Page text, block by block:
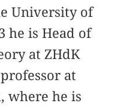
University of
he is Head of
at ZHdK
at
where he is